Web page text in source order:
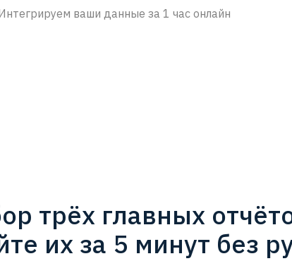
ваши данные за 1 час онлайн
трёх главных
их за 5 минут без